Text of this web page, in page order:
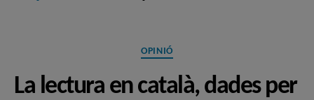
Categories
OPINIÓ
La lectura en català, dades per